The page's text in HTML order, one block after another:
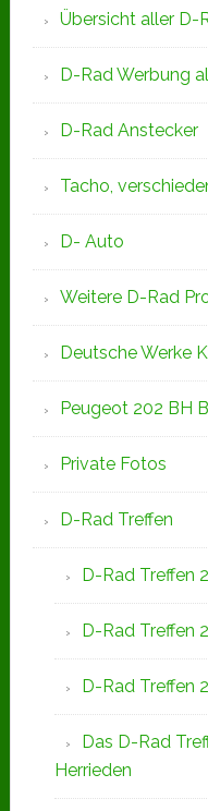
Übersicht aller D-
D-Rad Werbung
D-Rad Anstecker
Tacho,
D- Auto
Weitere D-Rad
Deutsche Werke
Peugeot 202 BH
Private Fotos
D-Rad Treffen
D-Rad Treffen
D-Rad Treffen
D-Rad Treffen
Das D-Rad
Herrieden